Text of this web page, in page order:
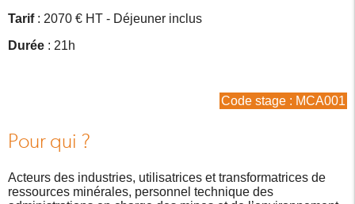
Tarif: 2070 € HT - Déjeuner inclus
Durée : 21h
Code stage : MCA001
Pour qui ?
Acteurs des industries, utilisatrices et transformatrices de
ressources minérales, personnel technique des